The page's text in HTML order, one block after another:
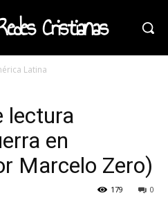
Cristianas
Latina
lectura
en
Marcelo Zero)
0
179